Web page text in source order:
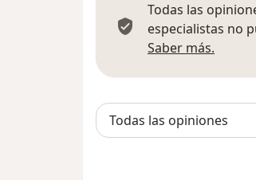
Todas las
especialistas no
Saber más.